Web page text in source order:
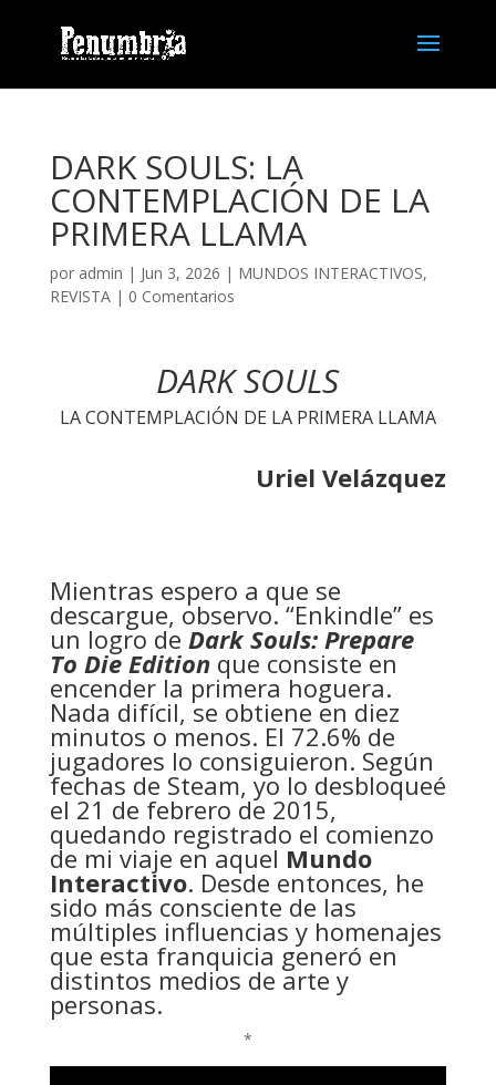
DARK SOULS: LA
CONTEMPLACIÓN DE LA
PRIMERA LLAMA
por admin | Jun 3, 2026 | MUNDOS INTERACTIVOS,
REVISTA| 0 Comentarios
DARK SOULS
LA CONTEMPLACIÓN DE LA PRIMERA LLAMA
Uriel Velázquez
Mientras espero a que se
descargue, observo. “Enkindle” es
un logro de Dark Souls: Prepare
To Die Editionque consiste en
encender la primera hoguera.
Nada difícil, se obtiene en diez
minutos o menos. El 72.6% de
jugadores lo consiguieron. Según
fechas de Steam, yo lo desbloqueé
el 21 de febrero de 2015,
quedando registrado el comienzo
de mi viaje en aquel Mundo
Interactivo. Desde entonces, he
sido más consciente de las
múltiples influencias y homenajes
que esta franquicia generó en
distintos medios de arte y
personas.
*